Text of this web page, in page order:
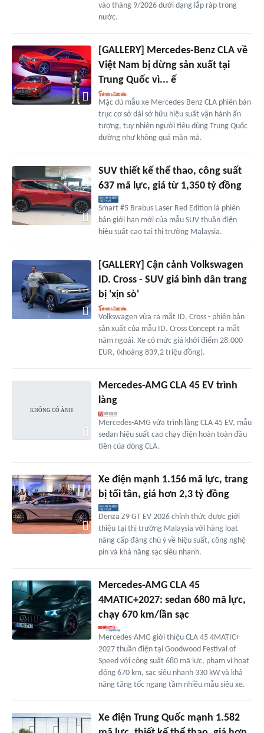
vào tháng 9/2026 dưới dạng lắp ráp trong
nước.
[GALLERY] Mercedes-Benz CLA về
Việt Nam bị dừng sản xuất tại
Trung Quốc vì... ế
Mặc dù mẫu xe Mercedes-Benz CLA phiên bản
trục cơ sở dài sở hữu hiệu suất vận hành ấn
tượng, tuy nhiên người tiêu dùng Trung Quốc
dường như không quá mặn mà.
SUV thiết kế thể thao, công suất
637 mã lực, giá từ 1,350 tỷ đồng
Smart #5 Brabus Laser Red Edition là phiên
bản giới hạn mới của mẫu SUV thuần điện
hiệu suất cao tại thị trường Malaysia.
[GALLERY] Cận cảnh Volkswagen
ID. Cross - SUV giá bình dân trang
bị 'xịn sò'
Volkswagen vừa ra mắt ID. Cross - phiên bản
sản xuất của mẫu ID. Cross Concept ra mắt
năm ngoái. Xe có mức giá khởi điểm 28.000
EUR, (khoảng 839,2 triệu đồng).
Mercedes-AMG CLA 45 EV trình
làng
Mercedes-AMG vừa trình làng CLA 45 EV, mẫu
sedan hiệu suất cao chạy điện hoàn toàn đầu
tiên của dòng CLA.
Xe điện mạnh 1.156 mã lực, trang
bị tối tân, giá hơn 2,3 tỷ đồng
Denza Z9 GT EV 2026 chính thức được giới
thiệu tại thị trường Malaysia với hàng loạt
nâng cấp đáng chú ý về hiệu suất, công nghệ
pin và khả năng sạc siêu nhanh.
Mercedes-AMG CLA 45
4MATIC+2027: sedan 680 mã lực,
chạy 670 km/lần sạc
Mercedes-AMG giới thiệu CLA 45 4MATIC+
2027 thuần điện tại Goodwood Festival of
Speed với công suất 680 mã lực, phạm vi hoạt
động 670 km, sạc siêu nhanh 330 kW và khả
năng tăng tốc ngang tầm nhiều mẫu siêu xe.
Xe điện Trung Quốc mạnh 1.582